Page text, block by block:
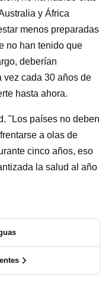
y África
menos preparadas
no han tenido que
deberían
vez cada 30 años de
hasta ahora.
"Los países no deben
a olas de
cinco años, eso
la salud al año